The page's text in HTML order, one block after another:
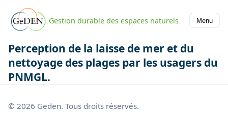
Gestion durable des espaces naturels Menu
Perception de la laisse de mer et du
nettoyage des plages par les usagers du
PNMGL.
© 2026 Geden. Tous droits réservés.